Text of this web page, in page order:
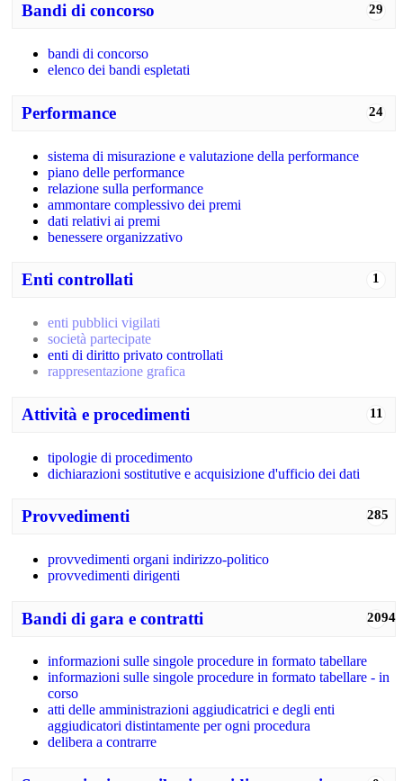
29
Bandi di concorso
bandi di concorso
elenco dei bandi espletati
24
Performance
sistema di misurazione e valutazione della performance
piano delle performance
relazione sulla performance
ammontare complessivo dei premi
dati relativi ai premi
benessere organizzativo
1
Enti controllati
enti pubblici vigilati
società partecipate
enti di diritto privato controllati
rappresentazione grafica
11
Attività e procedimenti
tipologie di procedimento
dichiarazioni sostitutive e acquisizione d'ufficio dei dati
285
Provvedimenti
provvedimenti organi indirizzo-politico
provvedimenti dirigenti
2094
Bandi di gara e contratti
informazioni sulle singole procedure in formato tabellare
informazioni sulle singole procedure in formato tabellare - in
corso
atti delle amministrazioni aggiudicatrici e degli enti
aggiudicatori distintamente per ogni procedura
delibera a contrarre